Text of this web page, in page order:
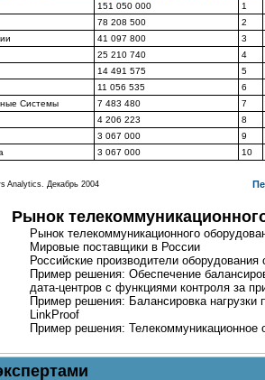
151 050 000 1
78 208 500 2
41 097 800 3
25 210 740 4
14 491 575 5
11 056 535 6
Системы 7 483 480 7
4 206 223 8
3 067 000 9
3 067 000 10
Analytics. Декабрь 2004
Рынок
Рынок телекоммуникационного
Мировые поставщики в России
Российские производители оборудования
Пример решения: Обеспечение
дата-центров с функциями контроля за
Пример решения: Балансировка нагрузки
LinkProof
Пример решения: Телекоммуникационное